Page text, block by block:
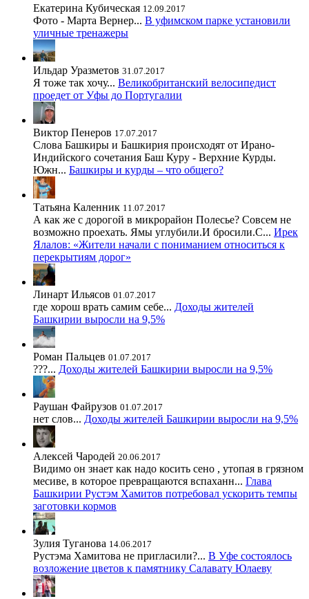
Екатерина Кубическая 12.09.2017
Фото - Марта Вернер... В уфимском парке установили
уличные тренажеры
Ильдар Уразметов 31.07.2017
Я тоже так хочу... Великобританский велосипедист
проедет от Уфы до Португалии
Виктор Пенеров 17.07.2017
Слова Башкиры и Башкирия происходят от Ирано-
Индийского сочетания Баш Куру - Верхние Курды.
Южн... Башкиры и курды – что общего?
Татьяна Каленник 11.07.2017
А как же с дорогой в микрорайон Полесье? Совсем не
возможно проехать. Ямы углубили.И бросили.С... Ирек
Ялалов: «Жители начали с пониманием относиться к
перекрытиям дорог»
Линарт Ильясов 01.07.2017
где хорош врать самим себе... Доходы жителей
Башкирии выросли на 9,5%
Роман Пальцев 01.07.2017
???... Доходы жителей Башкирии выросли на 9,5%
Раушан Файрузов 01.07.2017
нет слов... Доходы жителей Башкирии выросли на 9,5%
Алексей Чародей 20.06.2017
Видимо он знает как надо косить сено , утопая в грязном
месиве, в которое превращаются вспаханн... Глава
Башкирии Рустэм Хамитов потребовал ускорить темпы
заготовки кормов
Зулия Туганова 14.06.2017
Рустэма Хамитова не пригласили?... В Уфе состоялось
возложение цветов к памятнику Салавату Юлаеву